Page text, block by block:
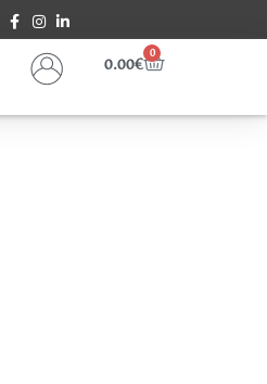
0.00€
0